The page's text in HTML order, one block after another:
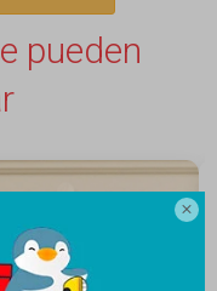

pueden